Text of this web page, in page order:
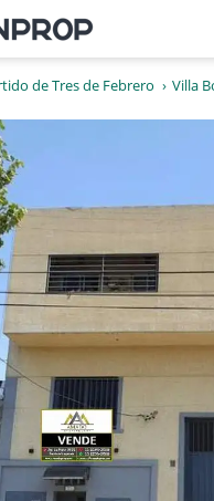
de Tres de Febrero Villa